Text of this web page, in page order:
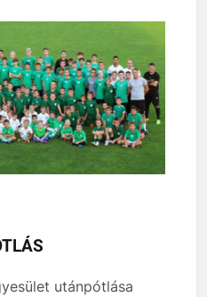
utánpótlása